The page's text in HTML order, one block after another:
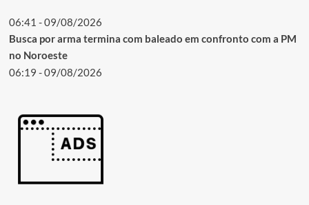
06:41 - 09/08/2026
Busca por arma termina com baleado em confronto com a PM
no Noroeste
06:19 - 09/08/2026